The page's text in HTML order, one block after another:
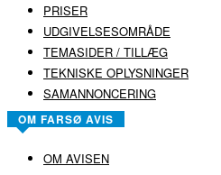
PRISER
UDGIVELSESOMRÅDE
TEMASIDER / TILLÆG
TEKNISKE OPLYSNINGER
SAMANNONCERING
OM FARSØ AVIS
OM AVISEN